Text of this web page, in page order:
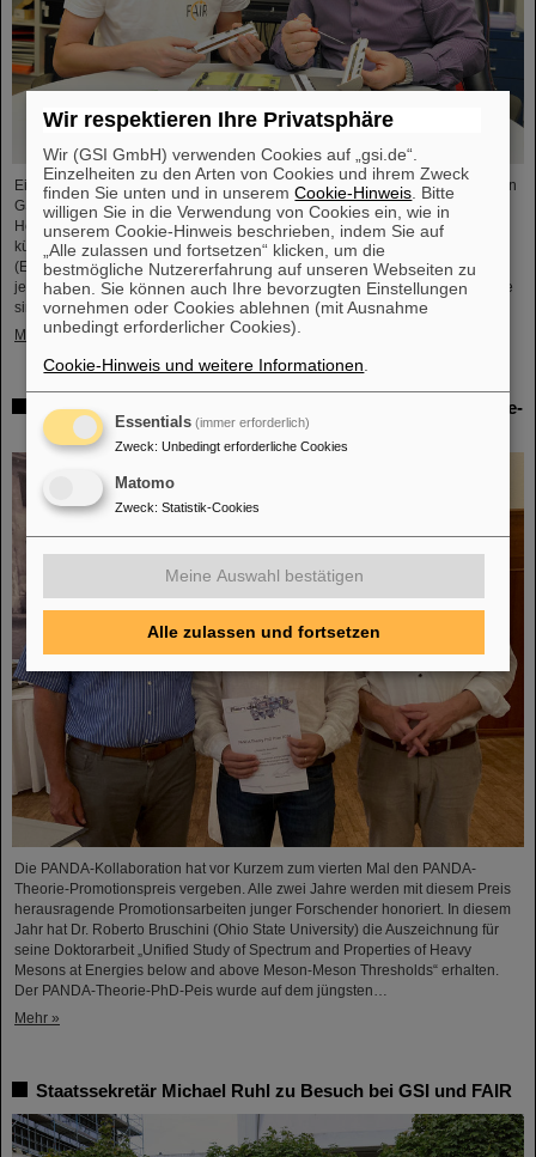
Einem internationalen Team unter der Leitung von Wissenschaftler*innen von
GSI/FAIR in Darmstadt, der Johannes Gutenberg-Universität Mainz und dem
Helmholtz-Institut Mainz, ist es gelungen, die chemischen Eigenschaften der
künstlich hergestellten superschweren Elemente Moscovium und Nihonium
(Elemente 115 und 113) zu bestimmen. Moscovium ist damit das schwerste
jemals chemisch untersuchte Element. Beide neu charakterisierten Elemente
sind chemisch reaktiver als das bereits in der Vergangenheit…
Mehr »
PANDA-Kollaboration zeichnet Doktoranden aus: Theorie-
Promotionspreis für Dr. Roberto Bruschini
Die PANDA-Kollaboration hat vor Kurzem zum vierten Mal den PANDA-
Theorie-Promotionspreis vergeben. Alle zwei Jahre werden mit diesem Preis
herausragende Promotionsarbeiten junger Forschender honoriert. In diesem
Jahr hat Dr. Roberto Bruschini (Ohio State University) die Auszeichnung für
seine Doktorarbeit „Unified Study of Spectrum and Properties of Heavy
Mesons at Energies below and above Meson-Meson Thresholds“ erhalten.
Der PANDA-Theorie-PhD-Peis wurde auf dem jüngsten…
Mehr »
Staatssekretär Michael Ruhl zu Besuch bei GSI und FAIR
Wir respektieren Ihre Privatsphäre
Wir (GSI GmbH) verwenden Cookies auf „gsi.de“.
Einzelheiten zu den Arten von Cookies und ihrem Zweck
finden Sie unten und in unseremCookie-Hinweis . Bitte
willigen Sie in die Verwendung von Cookies ein, wie in
unserem Cookie-Hinweis beschrieben, indem Sie auf
„Alle zulassen und fortsetzen“ klicken, um die
bestmögliche Nutzererfahrung auf unseren Webseiten zu
haben. Sie können auch Ihre bevorzugten Einstellungen
vornehmen oder Cookies ablehnen (mit Ausnahme
unbedingt erforderlicher Cookies).
Cookie-Hinweis und weitere Informationen
Essentials (immer erforderlich)
Zweck: Unbedingt erforderliche Cookies
Matomo
Zweck: Statistik-Cookies
Meine Auswahl bestätigen
Alle zulassen und fortsetzen